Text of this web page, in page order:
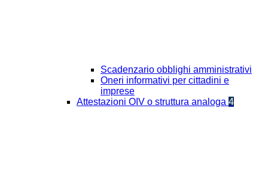
Scadenzario obblighi amministrativi
Oneri informativi per cittadini e
imprese
Attestazioni OIV o struttura analoga 4